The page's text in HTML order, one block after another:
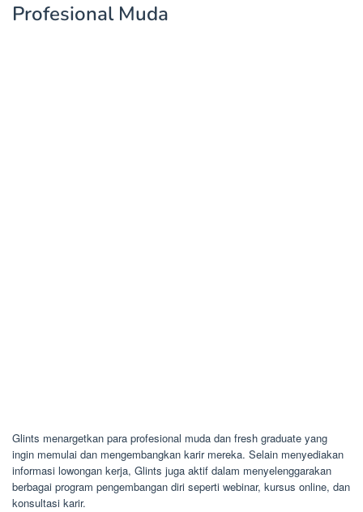
Profesional Muda
Glints menargetkan para profesional muda dan fresh graduate yang
ingin memulai dan mengembangkan karir mereka. Selain menyediakan
informasi lowongan kerja, Glints juga aktif dalam menyelenggarakan
berbagai program pengembangan diri seperti webinar, kursus online, dan
konsultasi karir.